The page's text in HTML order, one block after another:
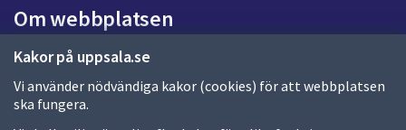
Kakor på uppsala.se
Vi använder nödvändiga kakor (cookies) för att webbplatsen
ska fungera.
d
a
Om webbplatsen
Om webbplatsen
Allmänna handlingar och diarium
Behandling av personuppgifter